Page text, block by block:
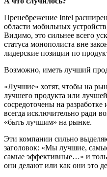
Пренебрежение Intel
области мобильных
Видимо, это сильнее всего
статуса монополиста вне
лидерские позиции по
Возможно, иметь лучший
«Лучшие» хотят, чтобы на
лучшего продукта или
сосредоточены на
всегда исключительно ради
«быть лучшим» на рынке.
Эти компании сильно
заголовок: «Мы лучшие,
самые эффективные…» и
они делают или как они это